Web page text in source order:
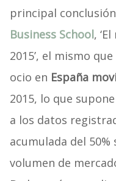
principal
Business School,
2015’, el mismo
ocio en España
2015, lo que
a los datos
acumulada del
volumen de